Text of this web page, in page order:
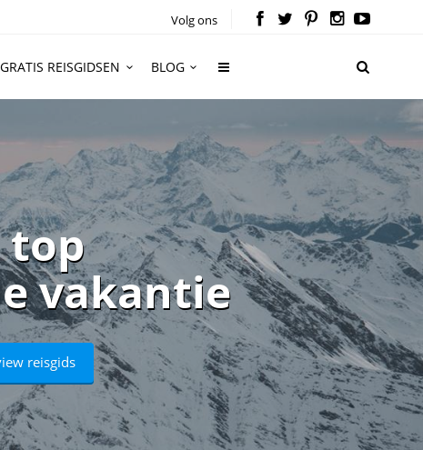
Volg ons
GRATIS REISGIDSEN BLOG
top
vakantie
reisgids